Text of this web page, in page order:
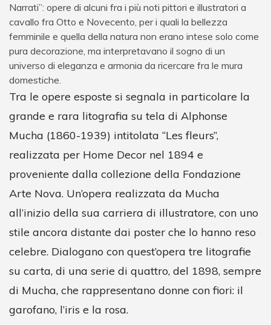
Narrati”: opere di alcuni fra i più noti pittori e illustratori a
cavallo fra Otto e Novecento, per i quali la bellezza
femminile e quella della natura non erano intese solo come
pura decorazione, ma interpretavano il sogno di un
universo di eleganza e armonia da ricercare fra le mura
domestiche.
Tra le opere esposte si segnala in particolare la
grande e rara litografia su tela di Alphonse
Mucha (1860-1939) intitolata “Les fleurs”,
realizzata per Home Decor nel 1894 e
proveniente dalla collezione della Fondazione
Arte Nova. Un’opera realizzata da Mucha
all’inizio della sua carriera di illustratore, con uno
stile ancora distante dai poster che lo hanno reso
celebre. Dialogano con quest’opera tre litografie
su carta, di una serie di quattro, del 1898, sempre
di Mucha, che rappresentano donne con fiori: il
garofano, l’iris e la rosa.